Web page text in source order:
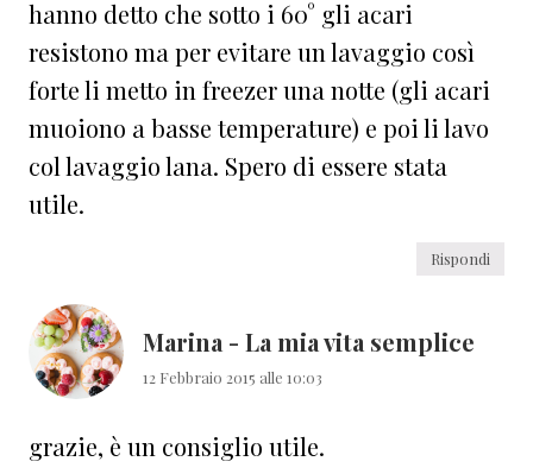
hanno detto che sotto i 60° gli acari
resistono ma per evitare un lavaggio così
forte li metto in freezer una notte (gli acari
muoiono a basse temperature) e poi li lavo
col lavaggio lana. Spero di essere stata
utile.
Rispondi
Marina - La mia vita semplice
12 Febbraio 2015 alle 10:03
grazie, è un consiglio utile.